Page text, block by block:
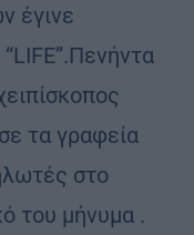
έγινε
τα γραφεία
στο
του μήνυμα .